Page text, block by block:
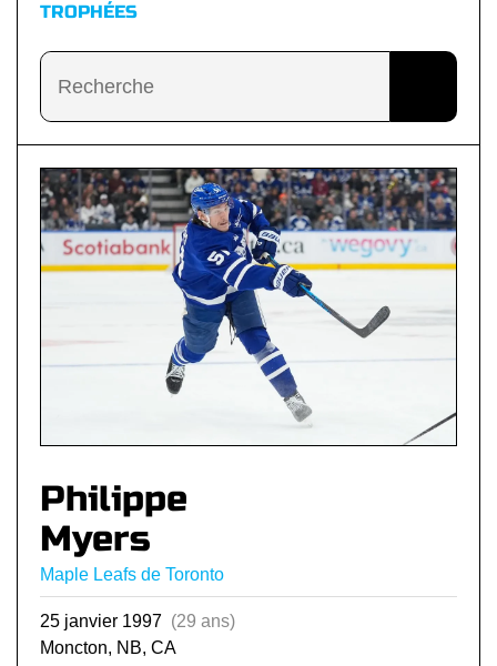
TROPHÉES
Philippe
Myers
Maple Leafs de Toronto
25 janvier 1997 (29 ans)
Moncton, NB, CA